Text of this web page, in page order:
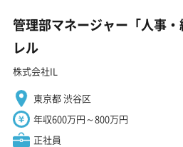
管理部マネージャー「人事
レル
株式会社IL
東京都 渋谷区
年収600万円～800万円
正社員